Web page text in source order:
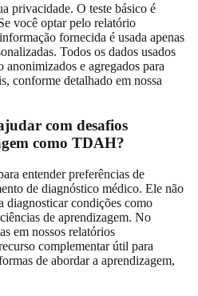
privacidade. O teste básico é
você optar pelo relatório
fornecida é usada apenas
Todos os dados usados
e agregados para
conforme detalhado em nossa
com desafios
como TDAH?
entender preferências de
de diagnóstico médico. Ele não
diagnosticar condições como
de aprendizagem. No
em nossos relatórios
complementar útil para
de abordar a aprendizagem,